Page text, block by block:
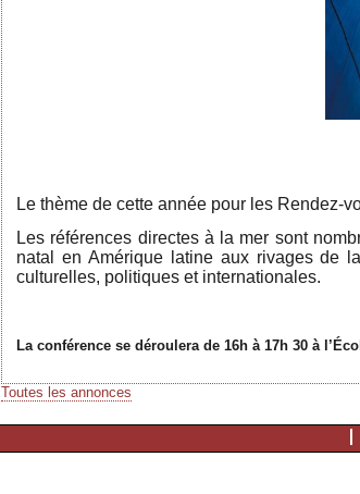
Jean
Le thème de cette année pour les Rendez-
Les références directes à la mer sont
natal en Amérique latine aux rivages de
culturelles, politiques et internationales.
La conférence se déroulera de 16h à 17h 30 à
Toutes les annonces